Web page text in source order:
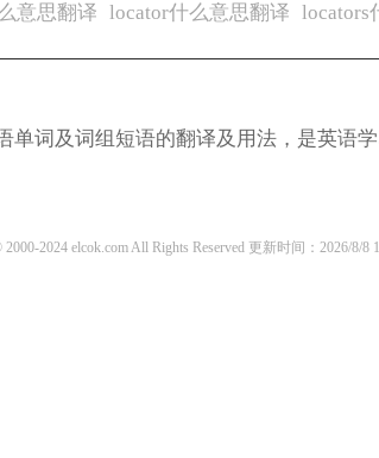
意思翻译 locator什么意思翻译 locators
词及词组短语的翻译及用法，是英语学
2024 elcok.com All Rights Reserved 更新时间：2026/8/8